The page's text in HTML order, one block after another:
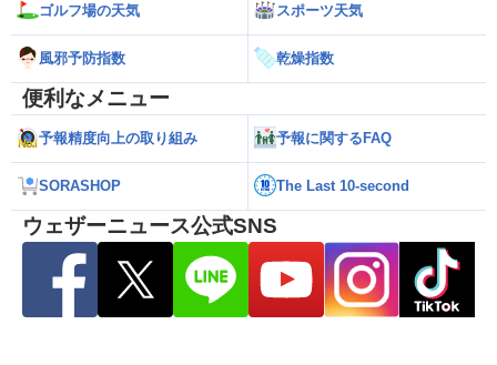
ゴルフ場の天気 スポーツ天気
風邪予防指数 乾燥指数
便利なメニュー
予報精度向上の取り組み 予報に関するFAQ
SORASHOP The Last 10-second
ウェザーニュース公式SNS